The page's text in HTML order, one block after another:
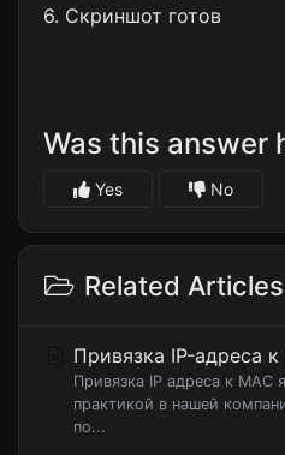
6. Скриншот готов
Was this answer
Yes No
Related Articles
Привязка IP-адреса
Привязка IP адреса к MAC
практикой в нашей
по...